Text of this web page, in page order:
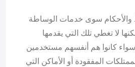
سوى خدمات الوساطة
لا تغطي تلك التي يقدمها
كانوا هم أنفسهم مستخدمين
المفقودة أو الأماكن التي